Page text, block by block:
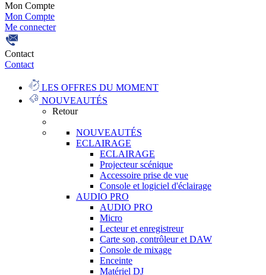
Mon Compte
Mon Compte
Me connecter
Contact
Contact
LES OFFRES DU MOMENT
NOUVEAUTÉS
Retour
NOUVEAUTÉS
ECLAIRAGE
ECLAIRAGE
Projecteur scénique
Accessoire prise de vue
Console et logiciel d'éclairage
AUDIO PRO
AUDIO PRO
Micro
Lecteur et enregistreur
Carte son, contrôleur et DAW
Console de mixage
Enceinte
Matériel DJ